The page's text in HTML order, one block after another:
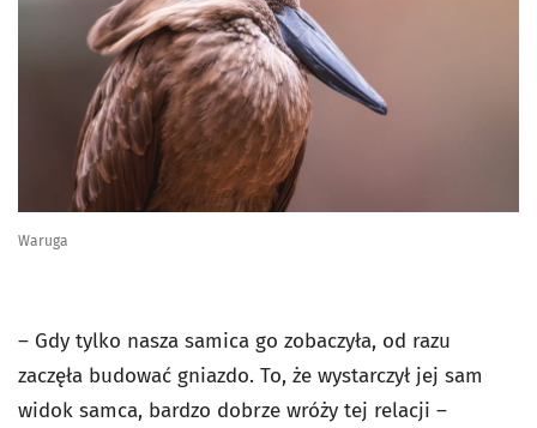
Waruga
– Gdy tylko nasza samica go zobaczyła, od razu
zaczęła budować gniazdo. To, że wystarczył jej sam
widok samca, bardzo dobrze wróży tej relacji –